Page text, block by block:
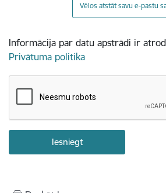
Vēlos atstāt savu e-pastu
Informācija par datu apstrādi ir
Privātuma politika